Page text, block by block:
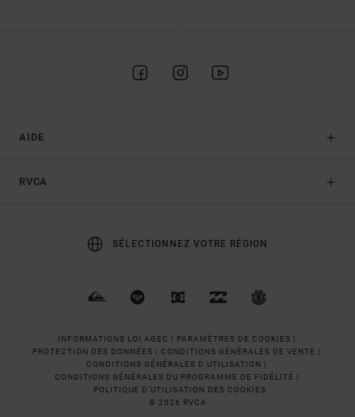
AIDE
RVCA
SÉLECTIONNEZ VOTRE RÉGION
INFORMATIONS LOI AGEC | PARAMÈTRES DE COOKIES |
PROTECTION DES DONNÉES | CONDITIONS GÉNÉRALES DE VENTE |
CONDITIONS GÉNÉRALES D'UTILISATION |
CONDITIONS GÉNÉRALES DU PROGRAMME DE FIDÉLITÉ |
POLITIQUE D'UTILISATION DES COOKIES
© 2026 RVCA